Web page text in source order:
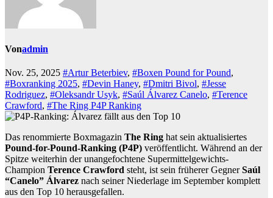
Vonadmin
Nov. 25, 2025 #Artur Beterbiev, #Boxen Pound for Pound,
#Boxranking 2025, #Devin Haney, #Dmitri Bivol, #Jesse
Rodriguez, #Oleksandr Usyk, #Saúl Álvarez Canelo, #Terence
Crawford, #The Ring P4P Ranking
Das renommierte Boxmagazin The Ring hat sein aktualisiertes
Pound-for-Pound-Ranking (P4P) veröffentlicht. Während an der
Spitze weiterhin der unangefochtene Supermittelgewichts-
Champion Terence Crawford steht, ist sein früherer GegnerSaúl
“Canelo” Álvarez nach seiner Niederlage im September komplett
aus den Top 10 herausgefallen.